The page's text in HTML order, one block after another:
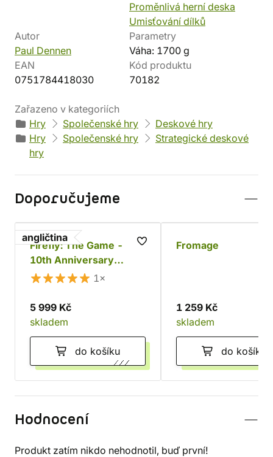
Proměnlivá herní deska
Umisťování dílků
Autor
Paul Dennen
Parametry
Váha: 1700 g
EAN
0751784418030
Kód produktu
70182
Zařazeno v kategoriích
Hry
Společenské hry
Deskové hry
Hry
Společenské hry
Strategické deskové
hry
Doporučujeme
angličtina
Firefly: The Game -
10th Anniversary
Collector's Edition
1×
5 999 Kč
skladem
do košíku
Fromage
1 259 Kč
skladem
do košíku
Hodnocení
Produkt zatím nikdo nehodnotil, buď první!